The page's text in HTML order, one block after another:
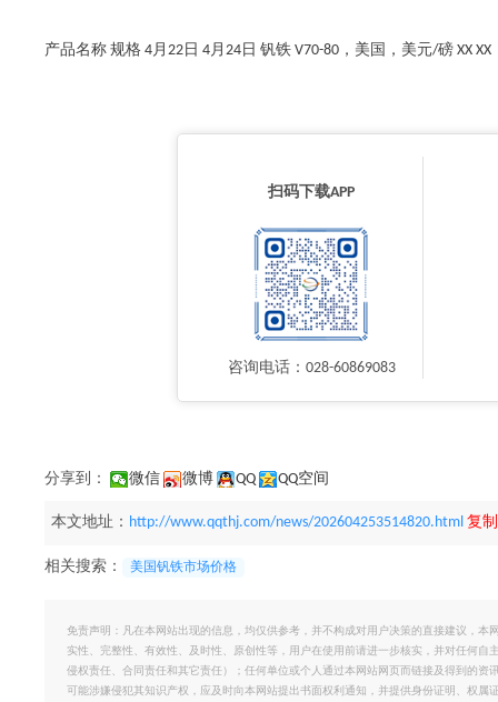
产品名称 规格 4月22日 4月24日 钒铁 V70-80，美国，美元/磅 XX XX
扫码下载APP
咨询电话：028-60869083
分享到： 微信 微博 QQ QQ空间
本文地址： http://www.qqthj.com/news/202604253514820.html 复
相关搜索： 美国钒铁市场价格
免责声明：凡在本网站出现的信息，均仅供参考，并不构成对用户决策的直接建议，
实性、完整性、有效性、及时性、原创性等，用户在使用前请进一步核实，并对任何
侵权责任、合同责任和其它责任）；任何单位或个人通过本网站网页而链接及得到的
可能涉嫌侵犯其知识产权，应及时向本网站提出书面权利通知，并提供身份证明、权